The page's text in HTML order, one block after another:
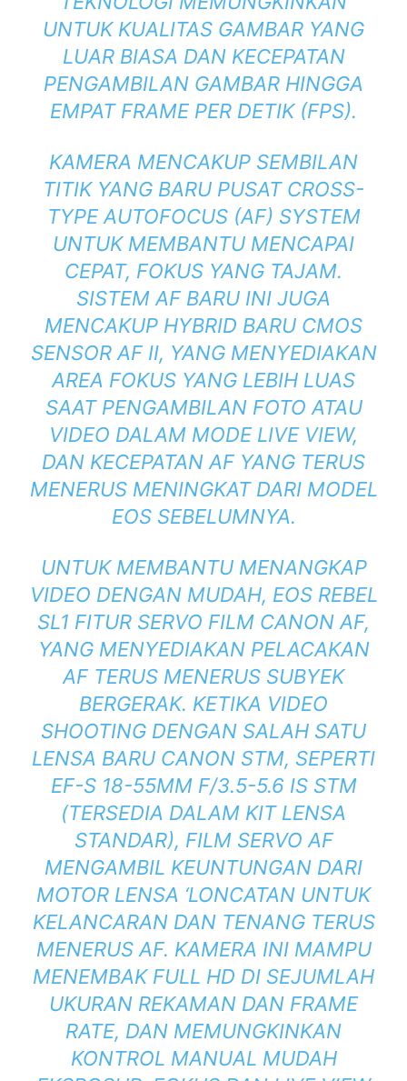
UNTUK KUALITAS GAMBAR YANG
LUAR BIASA DAN KECEPATAN
PENGAMBILAN GAMBAR HINGGA
EMPAT FRAME PER DETIK (FPS).
KAMERA MENCAKUP SEMBILAN
TITIK YANG BARU PUSAT CROSS-
TYPE AUTOFOCUS (AF) SYSTEM
UNTUK MEMBANTU MENCAPAI
CEPAT, FOKUS YANG TAJAM.
SISTEM AF BARU INI JUGA
MENCAKUP HYBRID BARU CMOS
SENSOR AF II, YANG MENYEDIAKAN
AREA FOKUS YANG LEBIH LUAS
SAAT PENGAMBILAN FOTO ATAU
VIDEO DALAM MODE LIVE VIEW,
DAN KECEPATAN AF YANG TERUS
MENERUS MENINGKAT DARI MODEL
EOS SEBELUMNYA.
UNTUK MEMBANTU MENANGKAP
VIDEO DENGAN MUDAH, EOS REBEL
SL1 FITUR SERVO FILM CANON AF,
YANG MENYEDIAKAN PELACAKAN
AF TERUS MENERUS SUBYEK
BERGERAK. KETIKA VIDEO
SHOOTING DENGAN SALAH SATU
LENSA BARU CANON STM, SEPERTI
EF-S 18-55MM F/3.5-5.6 IS STM
(TERSEDIA DALAM KIT LENSA
STANDAR), FILM SERVO AF
MENGAMBIL KEUNTUNGAN DARI
MOTOR LENSA ‘LONCATAN UNTUK
KELANCARAN DAN TENANG TERUS
MENERUS AF. KAMERA INI MAMPU
MENEMBAK FULL HD DI SEJUMLAH
UKURAN REKAMAN DAN FRAME
RATE, DAN MEMUNGKINKAN
KONTROL MANUAL MUDAH